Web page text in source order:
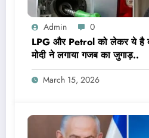
Admin 0
LPG और Petrol को लेकर ये है
मोदी ने लगाया गजब का जुगाड़..
March 15, 2026